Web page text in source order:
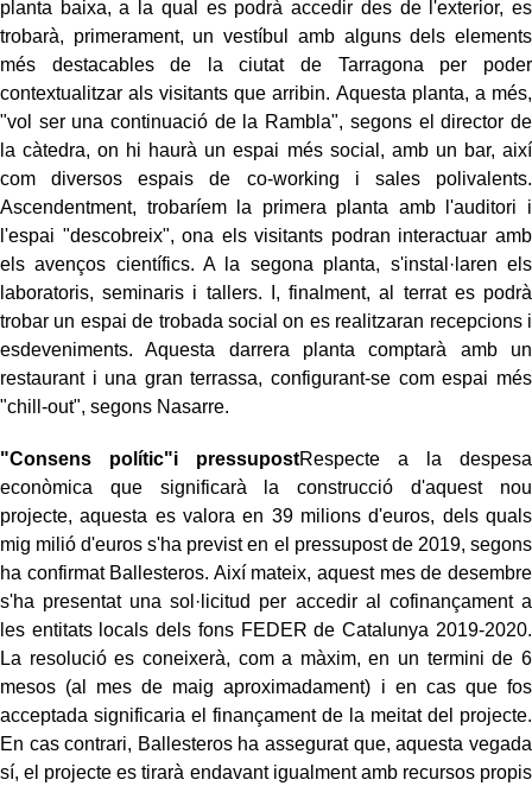
planta baixa, a la qual es podrà accedir des de l'exterior, es
trobarà, primerament, un vestíbul amb alguns dels elements
més destacables de la ciutat de Tarragona per poder
contextualitzar als visitants que arribin. Aquesta planta, a més,
"vol ser una continuació de la Rambla", segons el director de
la càtedra, on hi haurà un espai més social, amb un bar, així
com diversos espais de co-working i sales polivalents.
Ascendentment, trobaríem la primera planta amb l'auditori i
l'espai "descobreix", ona els visitants podran interactuar amb
els avenços científics. A la segona planta, s'instal·laren els
laboratoris, seminaris i tallers. I, finalment, al terrat es podrà
trobar un espai de trobada social on es realitzaran recepcions i
esdeveniments. Aquesta darrera planta comptarà amb un
restaurant i una gran terrassa, configurant-se com espai més
"chill-out", segons Nasarre.
"Consens polític"i pressupostRespecte a la despesa
econòmica que significarà la construcció d'aquest nou
projecte, aquesta es valora en 39 milions d'euros, dels quals
mig milió d'euros s'ha previst en el pressupost de 2019, segons
ha confirmat Ballesteros. Així mateix, aquest mes de desembre
s'ha presentat una sol·licitud per accedir al cofinançament a
les entitats locals dels fons FEDER de Catalunya 2019-2020.
La resolució es coneixerà, com a màxim, en un termini de 6
mesos (al mes de maig aproximadament) i en cas que fos
acceptada significaria el finançament de la meitat del projecte.
En cas contrari, Ballesterosha assegurat que, aquesta vegada
sí, el projecte es tirarà endavant igualment amb recursos propis